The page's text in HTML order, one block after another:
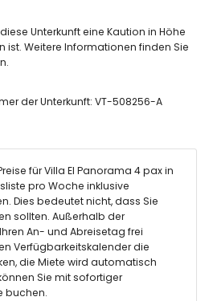
Badezimmer
Doppelbett, Fernseher und
Badewanne, Dusche
Grundstück
mit den Maßen 12m x 5m und 2m
und Gartenmöbeln mit
im Freien
Unterkunft eine Kaution in Höhe
ist. Weitere Informationen finden Sie
der Unterkunft: VT-508256-A
Preise für Villa El Panorama 4 pax in
pro Woche inklusive
Dies bedeutet nicht, dass Sie
sollten. Außerhalb der
An- und Abreisetag frei
Verfügbarkeitskalender die
die Miete wird automatisch
Sie mit sofortiger
buchen.